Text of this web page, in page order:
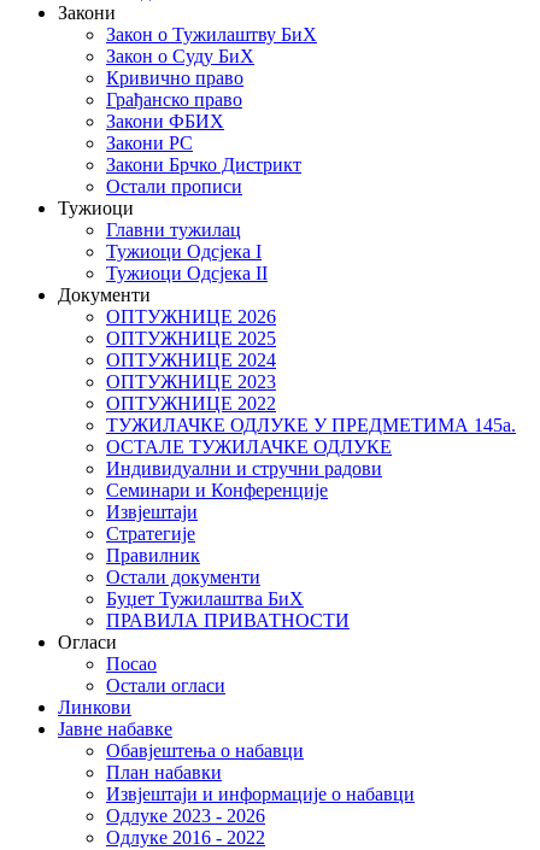
Закони
Закон о Тужилаштву БиХ
Закон о Суду БиХ
Кривично право
Грађанско право
Закони ФБИХ
Закони РС
Закони Брчко Дистрикт
Остали прописи
Тужиоци
Главни тужилац
Тужиоци Oдсјекa I
Тужиоци Oдсјекa II
Документи
ОПТУЖНИЦЕ 2026
ОПТУЖНИЦЕ 2025
ОПТУЖНИЦЕ 2024
ОПТУЖНИЦЕ 2023
ОПТУЖНИЦЕ 2022
ТУЖИЛАЧКЕ ОДЛУКЕ У ПРЕДМЕТИМА 145а.
ОСТАЛЕ ТУЖИЛАЧКЕ ОДЛУКЕ
Индивидуални и стручни радови
Семинари и Конференције
Извјештаји
Стратегије
Правилник
Остали документи
Буџет Тужилаштва БиХ
ПРАВИЛА ПРИВАТНОСТИ
Огласи
Посао
Остали огласи
Линкови
Јавне набавке
Обавјештења о набавци
План набавки
Извјештаји и информације о набавци
Одлуке 2023 - 2026
Одлуке 2016 - 2022